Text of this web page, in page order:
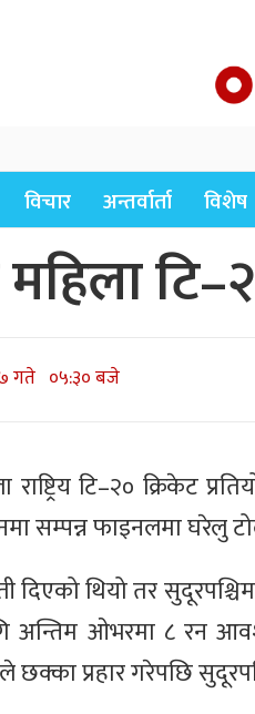
विचार अन्तर्वार्ता विशेष
महिला
गते ०५:३० बजे
राष्ट्रिय टि–२० क्रिकेट
सम्पन्न फाइनलमा घरेलु
दिएको थियो तर
अन्तिम ओभरमा ८ रन
प्रहार गरेपछि